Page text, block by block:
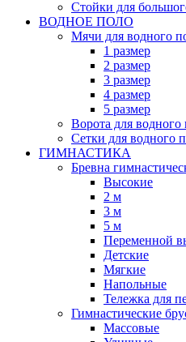
Стойки для
ВОДНОЕ ПОЛО
Мячи для водного
1 размер
2 размер
3 размер
4 размер
5 размер
Ворота для водного
Сетки для водного
ГИМНАСТИКА
Бревна
Высокие
2 м
3 м
5 м
Переменной
Детские
Мягкие
Напольные
Тележка для
Гимнастические
Массовые